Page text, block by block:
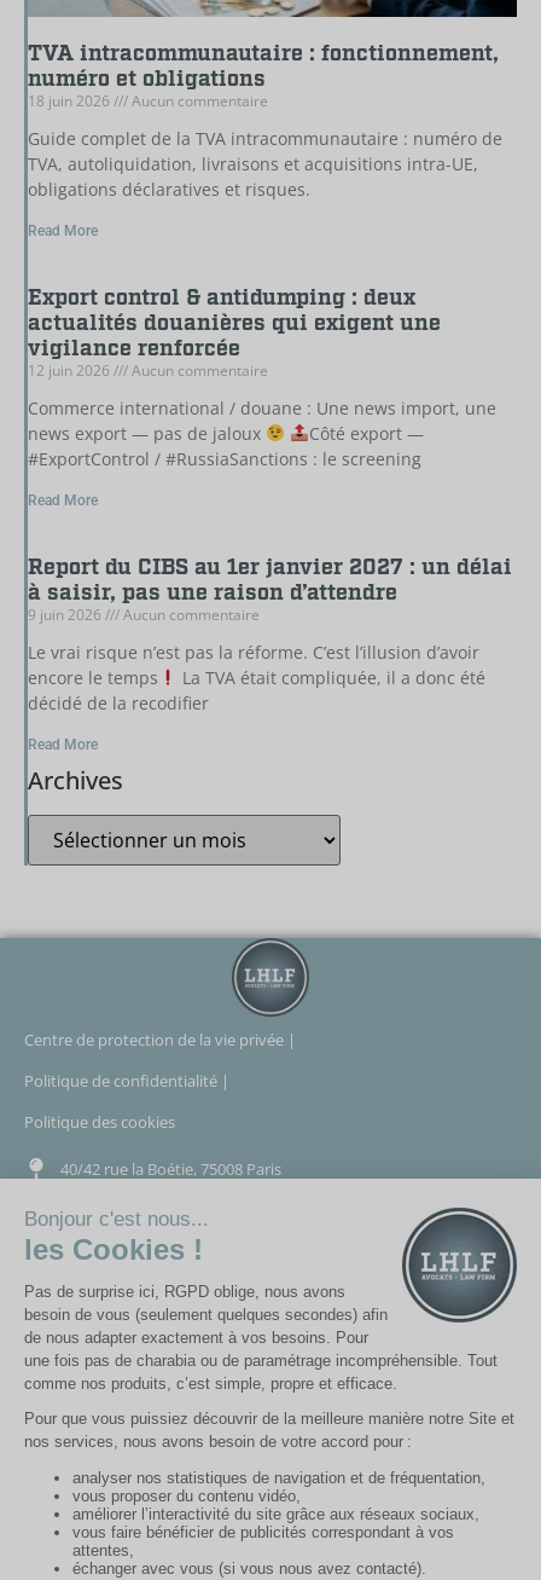
TVA intracommunautaire : fonctionnement,
numéro et obligations
18 juin 2026 Aucun commentaire
Guide complet de la TVA intracommunautaire : numéro de
TVA, autoliquidation, livraisons et acquisitions intra-UE,
obligations déclaratives et risques.
Read More
Export control & antidumping : deux
actualités douanières qui exigent une
vigilance renforcée
12 juin 2026 Aucun commentaire
Commerce international / douane : Une news import, une
news export — pas de jaloux
Côté export —
#ExportControl / #RussiaSanctions : le screening
Read More
Report du CIBS au 1er janvier 2027 : un délai
à saisir, pas une raison d’attendre
9 juin 2026 Aucun commentaire
Le vrai risque n’est pas la réforme. C’est l’illusion d’avoir
encore le temps
La TVA était compliquée, il a donc été
décidé de la recodifier
Read More
Archives
Centre de protection de la vie privée |
Politique de confidentialité |
Politique des cookies
40/42 rue la Boétie, 75008 Paris
© Copyright 2026- LightHouse LHLF | Tous droits réservés